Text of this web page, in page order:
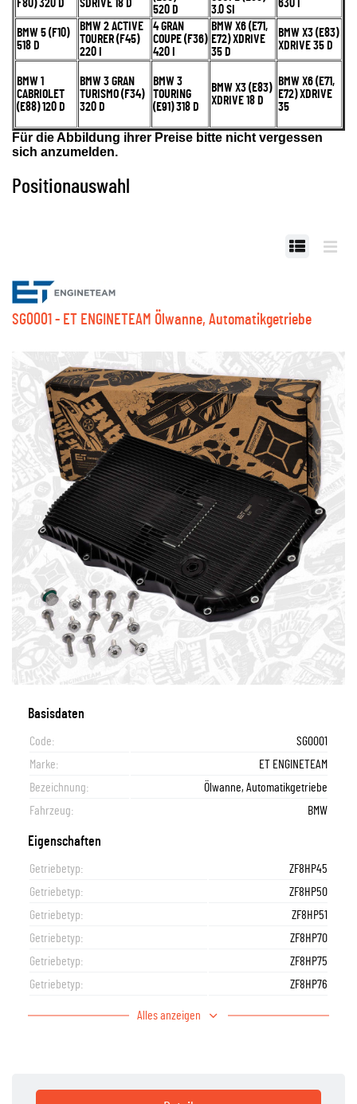
F80) 320 D
SDRIVE 18 D
520 D
3.0 SI
630 I
BMW 5 (F10)
518 D
BMW 2 ACTIVE
TOURER (F45)
220 I
4 GRAN
COUPE (F36)
420 I
BMW X6 (E71,
E72) XDRIVE
35 D
BMW X3 (E83)
XDRIVE 35 D
BMW 1
CABRIOLET
(E88) 120 D
BMW 3 GRAN
TURISMO (F34)
320 D
BMW 3
TOURING
(E91) 318 D
BMW X3 (E83)
XDRIVE 18 D
BMW X6 (E71,
E72) XDRIVE
35
Für die Abbildung ihrer Preise bitte nicht vergessen
sich anzumelden.
Positionauswahl
SG0001 - ET ENGINETEAM Ölwanne, Automatikgetriebe
Basisdaten
Code:
SG0001
Marke:
ET ENGINETEAM
Bezeichnung:
Ölwanne, Automatikgetriebe
Fahrzeug:
BMW
Eigenschaften
Getriebetyp:
ZF8HP45
Getriebetyp:
ZF8HP50
Getriebetyp:
ZF8HP51
Getriebetyp:
ZF8HP70
Getriebetyp:
ZF8HP75
Getriebetyp:
ZF8HP76
Alles anzeigen